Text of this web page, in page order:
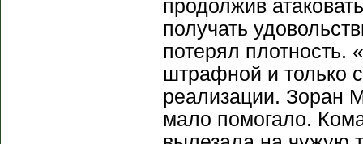
продолжив
получать
потерял
штрафной и только
реализации. Зоран
мало помогало.